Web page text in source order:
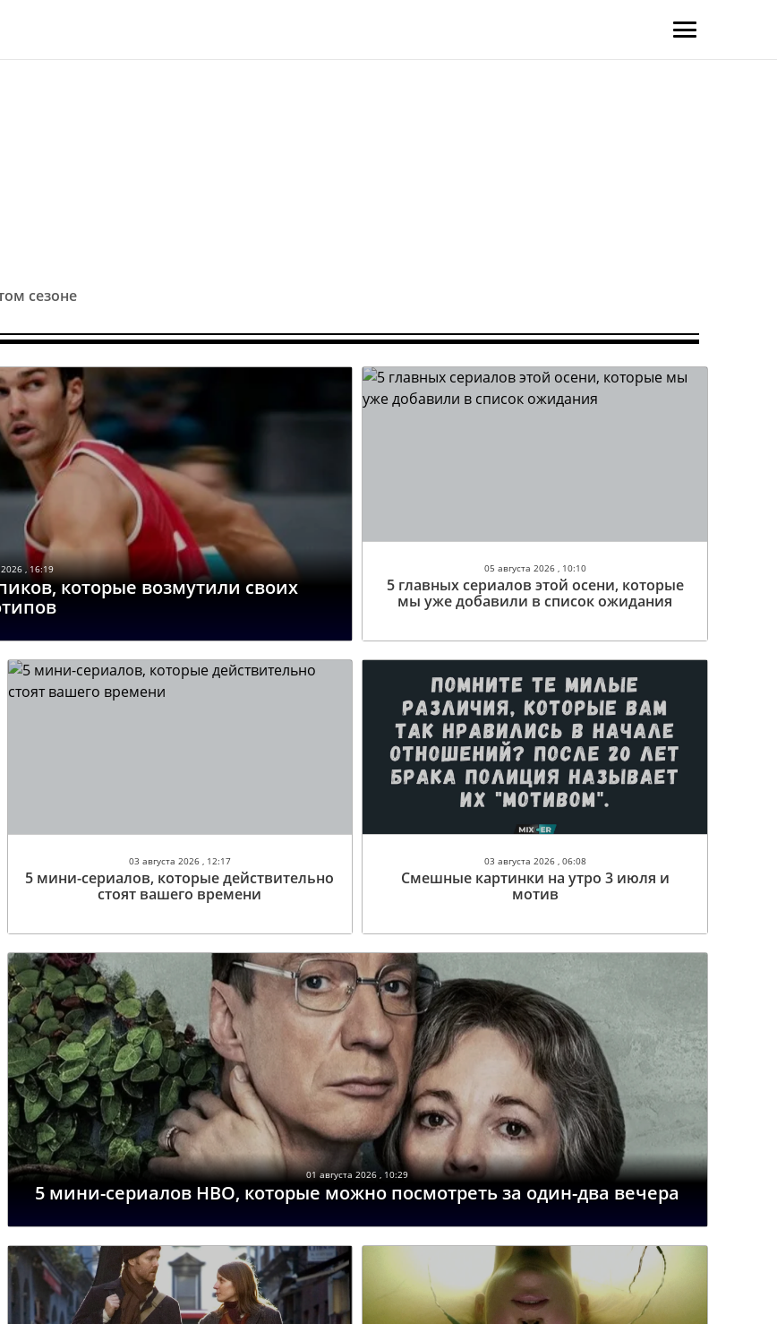
сезоне
, 16:19
которые возмутили своих
05 августа 2026 , 10:10
5 главных сериалов этой осени, которые
мы уже добавили в список ожидания
03 августа 2026 , 12:17
5 мини-сериалов, которые действительно
стоят вашего времени
03 августа 2026 , 06:08
Смешные картинки на утро 3 июля и
мотив
01 августа 2026 , 10:29
5 мини-сериалов HBO, которые можно посмотреть за один-два вечера